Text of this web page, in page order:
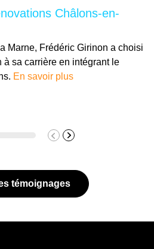
Châlons-en-
Marne, Frédéric Girinon a choisi
sa carrière en intégrant le
En savoir plus
témoignages